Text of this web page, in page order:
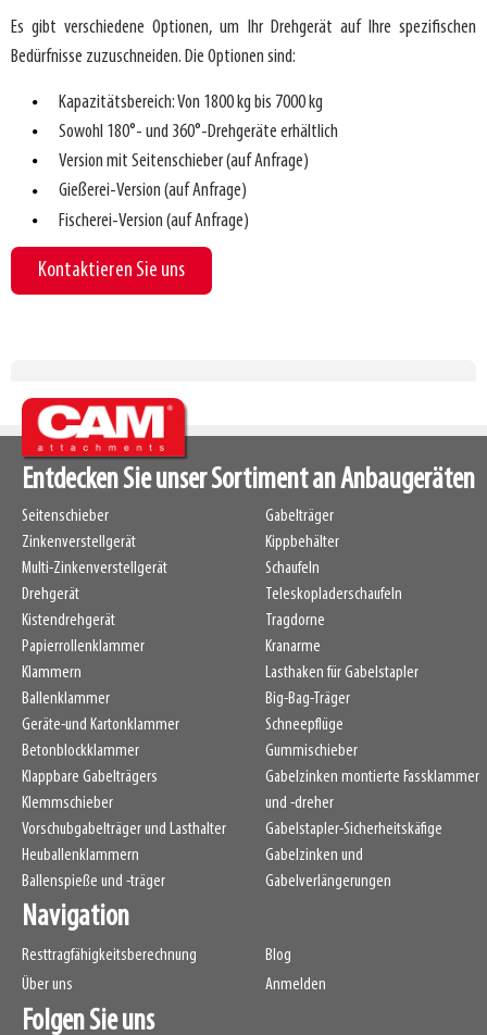
Es gibt verschiedene Optionen, um Ihr Drehgerät auf Ihre spezifischen
Bedürfnisse zuzuschneiden. Die Optionen sind:
Kapazitätsbereich: Von 1800 kg bis 7000 kg
Sowohl 180°- und 360°-Drehgeräte erhältlich
Version mit Seitenschieber (auf Anfrage)
Gießerei-Version (auf Anfrage)
Fischerei-Version (auf Anfrage)
Kontaktieren Sie uns
Entdecken Sie unser Sortiment an Anbaugeräten
Seitenschieber
Zinkenverstellgerät
Multi-Zinkenverstellgerät
Drehgerät
Kistendrehgerät
Papierrollenklammer
Klammern
Ballenklammer
Geräte-und Kartonklammer
Betonblockklammer
Klappbare Gabelträgers
Klemmschieber
Vorschubgabelträger und Lasthalter
Heuballenklammern
Ballenspieße und -träger
Gabelträger
Kippbehälter
Schaufeln
Teleskopladerschaufeln
Tragdorne
Kranarme
Lasthaken für Gabelstapler
Big-Bag-Träger
Schneepflüge
Gummischieber
Gabelzinken montierte Fassklammer
und -dreher
Gabelstapler-Sicherheitskäfige
Gabelzinken und
Gabelverlängerungen
Navigation
Resttragfähigkeitsberechnung
Über uns
Blog
Anmelden
Folgen Sie uns